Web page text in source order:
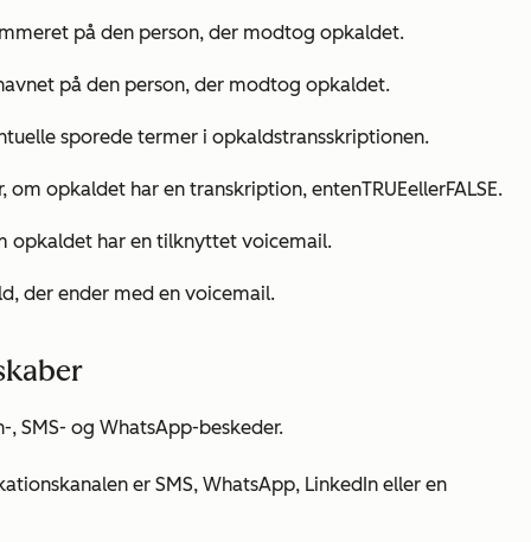
på den person, der modtog opkaldet.
på den person, der modtog opkaldet.
sporede termer i opkaldstransskriptionen.
om opkaldet har en transkription, entenTRUEellerFALSE.
opkaldet har en tilknyttet voicemail.
der ender med en voicemail.
SMS- og WhatsApp-beskeder.
er SMS, WhatsApp, LinkedIn eller en